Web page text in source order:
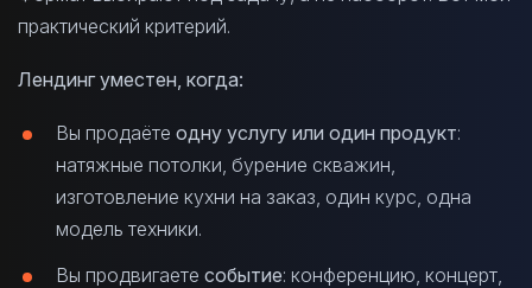
практический критерий.
Лендинг уместен, когда:
Вы продаёте одну услугу или один продукт:
натяжные потолки, бурение скважин,
изготовление кухни на заказ, один курс, одна
модель техники.
Вы продвигаете событие: конференцию, концерт,